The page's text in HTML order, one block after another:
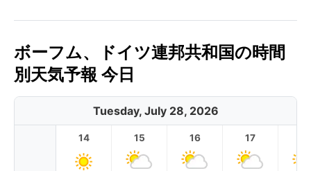
ボーフム、ドイツ連邦共和国の時間
別天気予報 今日
Tuesday, July 28, 2026
14 15 16 17